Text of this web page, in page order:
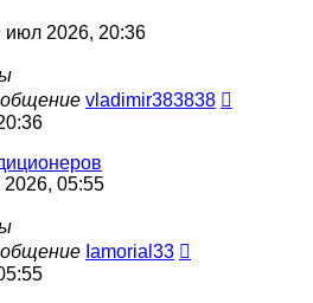
июл 2026, 20:36
vladimir383838
05:55
Iamorial33